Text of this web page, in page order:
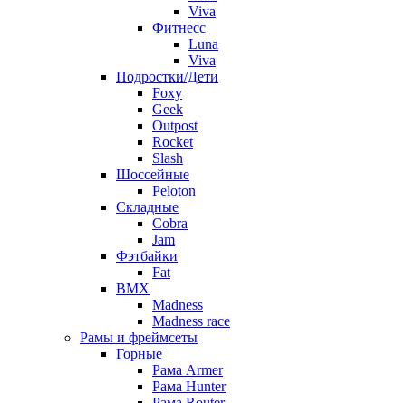
Viva
Фитнесс
Luna
Viva
Подростки/Дети
Foxy
Geek
Outpost
Rocket
Slash
Шоссейные
Peloton
Складные
Cobra
Jam
Фэтбайки
Fat
BMX
Madness
Madness race
Рамы и фреймсеты
Горные
Рама Armer
Рама Hunter